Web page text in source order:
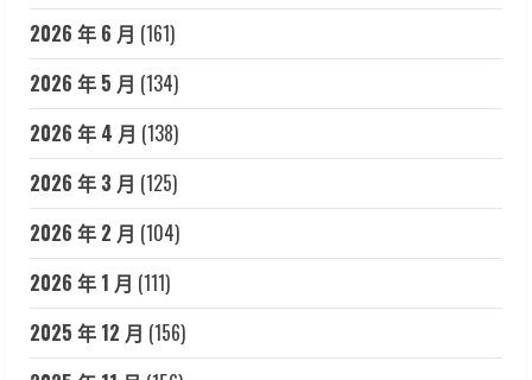
2026 年 6 月 (161)
2026 年 5 月 (134)
2026 年 4 月 (138)
2026 年 3 月 (125)
2026 年 2 月 (104)
2026 年 1 月 (111)
2025 年 12 月 (156)